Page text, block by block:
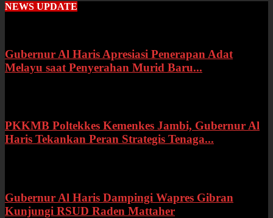
NEWS UPDATE
Gubernur Al Haris Apresiasi Penerapan Adat
Melayu saat Penyerahan Murid Baru...
PKKMB Poltekkes Kemenkes Jambi, Gubernur Al
Haris Tekankan Peran Strategis Tenaga...
Gubernur Al Haris Dampingi Wapres Gibran
Kunjungi RSUD Raden Mattaher